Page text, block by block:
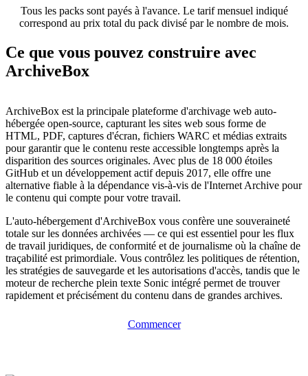
Tous les packs sont payés à l'avance. Le tarif mensuel indiqué
correspond au prix total du pack divisé par le nombre de mois.
Ce que vous pouvez construire avec
ArchiveBox
ArchiveBox est la principale plateforme d'archivage web auto-
hébergée open-source, capturant les sites web sous forme de
HTML, PDF, captures d'écran, fichiers WARC et médias extraits
pour garantir que le contenu reste accessible longtemps après la
disparition des sources originales. Avec plus de 18 000 étoiles
GitHub et un développement actif depuis 2017, elle offre une
alternative fiable à la dépendance vis-à-vis de l'Internet Archive pour
le contenu qui compte pour votre travail.
L'auto-hébergement d'ArchiveBox vous confère une souveraineté
totale sur les données archivées — ce qui est essentiel pour les flux
de travail juridiques, de conformité et de journalisme où la chaîne de
traçabilité est primordiale. Vous contrôlez les politiques de rétention,
les stratégies de sauvegarde et les autorisations d'accès, tandis que le
moteur de recherche plein texte Sonic intégré permet de trouver
rapidement et précisément du contenu dans de grandes archives.
Commencer